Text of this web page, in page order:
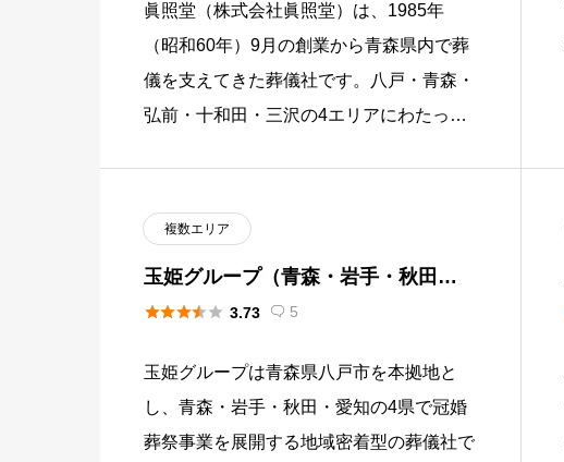
眞照堂（株式会社眞照堂）は、1985年
（昭和60年）9月の創業から青森県内で葬
儀を支えてきた葬儀社です。八戸・青森・
弘前・十和田・三沢の4エリアにわたって
複数エリア
玉姫グループ（青森・岩手・秋田・
愛知）
 3.73  5
玉姫グループは青森県八戸市を本拠地と
し、青森・岩手・秋田・愛知の4県で冠婚
葬祭事業を展開する地域密着型の葬儀社で